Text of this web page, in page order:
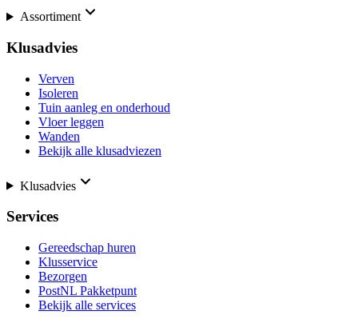
Assortiment
Klusadvies
Verven
Isoleren
Tuin aanleg en onderhoud
Vloer leggen
Wanden
Bekijk alle klusadviezen
Klusadvies
Services
Gereedschap huren
Klusservice
Bezorgen
PostNL Pakketpunt
Bekijk alle services